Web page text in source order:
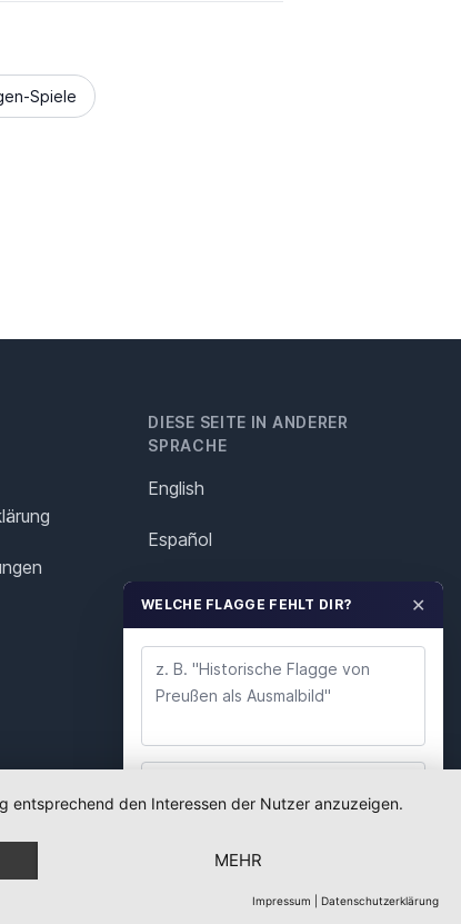
Spiele
DIESE SEITE IN ANDERER
SPRACHE
English
Español
Italiano
Polska
Português
Nederlands
WELCHE FLAGGE FEHLT DIR? ✕
entsprechend den Interessen der Nutzer anzuzeigen.
MEHR
Impressum Datenschutzerklärung